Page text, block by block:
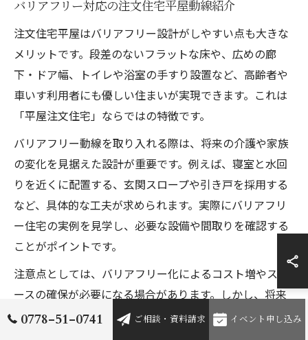
バリアフリー対応の注文住宅平屋動線紹介
注文住宅平屋はバリアフリー設計がしやすい点も大きな
メリットです。段差のないフラットな床や、広めの廊
下・ドア幅、トイレや浴室の手すり設置など、高齢者や
車いす利用者にも優しい住まいが実現できます。これは
「平屋注文住宅」ならではの特徴です。
バリアフリー動線を取り入れる際は、将来の介護や家族
の変化を見据えた設計が重要です。例えば、寝室と水回
りを近くに配置する、玄関スロープや引き戸を採用する
など、具体的な工夫が求められます。実際にバリアフリ
ー住宅の実例を見学し、必要な設備や間取りを確認する
ことがポイントです。
注意点としては、バリアフリー化によるコスト増やスペ
ースの確保が必要になる場合があります。しかし、将来
的な安心と快適性を考慮すれば、十分に価値のある投資
0778-51-0741 ご相談・資料請求 イベント申し込み